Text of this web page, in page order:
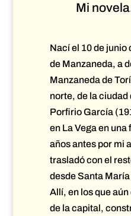
Mi
Nací el 10 de junio
de Manzaneda, a
Manzaneda de
norte, de la ciudad
Porfirio García
en La Vega en
años antes por mi
trasladó con el
desde Santa
Allí, en los que
de la capital,